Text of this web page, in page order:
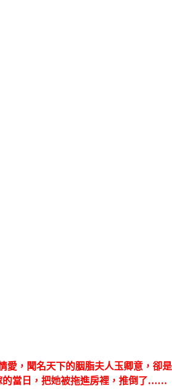
，聞名天下的胭脂夫人玉卿意，卻
的當日，把她被拖進房裡，推倒了……